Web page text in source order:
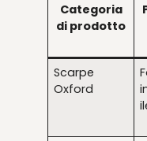
Categoria
di prodotto
Scarpe
Oxford